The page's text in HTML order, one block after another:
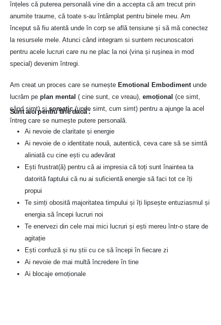
înțeles că puterea personală vine din a accepta că am trecut prin
anumite traume, că toate s-au întâmplat pentru binele meu. Am
început să fiu atentă unde în corp se află tensiune și să mă conectez
la resursele mele. Atunci când integram si suntem recunoscatori
pentru acele lucruri care nu ne plac la noi (vina și rușinea in mod
special) devenim întregi.
Am creat un proces care se numește Emotional Embodiment unde
lucrăm pe plan mental ( cine sunt, ce vreau), emoțional (ce simt,
când simt) și somatic (unde simt, cum simt) pentru a ajunge la acel
întreg care se numește putere personală.
Sunt aici pentru tine dacă :
Ai nevoie de claritate și energie
Ai nevoie de o identitate nouă, autentică, ceva care să se simtă
aliniată cu cine ești cu adevărat
Ești frustrat(ă) pentru că ai impresia că toți sunt înaintea ta
datorită faptului că nu ai suficientă energie să faci tot ce îți
propui
Te simți obosită majoritatea timpului și îți lipsește entuziasmul și
energia să începi lucruri noi
Te enervezi din cele mai mici lucruri și ești mereu într-o stare de
agitație
Ești confuză și nu știi cu ce să începi în fiecare zi
Ai nevoie de mai multă încredere în tine
Ai blocaje emoționale